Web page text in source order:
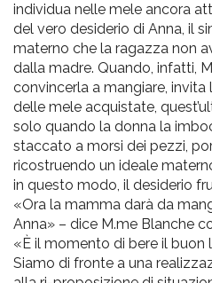
individua nelle mele ancora
del vero desiderio di Anna, il
materno che la ragazza non
dalla madre. Quando, infatti,
convincerla a mangiare,
delle mele acquistate,
solo quando la donna la
staccato a morsi dei pezzi,
ricostruendo un ideale
in questo modo, il desiderio
«Ora la mamma darà da
Anna» – dice M.me Blanche
«È il momento di bere il buon
Siamo di fronte a una